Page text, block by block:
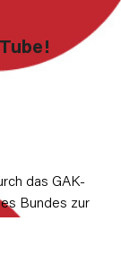
das GAK-
Bundes zur
den Landkreis